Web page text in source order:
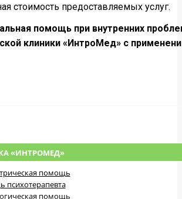
стоимость предоставляемых услуг.
помощь при внутренних
клиники «ИнтроМед» с
«ИНТРОМЕД»
помощь
психотерапевта
помощь